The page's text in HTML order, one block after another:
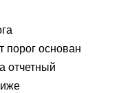
порог основан
отчетный